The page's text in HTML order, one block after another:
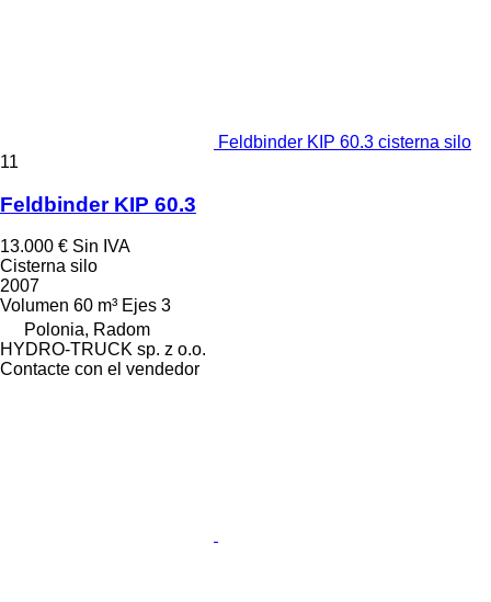
Feldbinder KIP 60.3 cisterna silo
11
Feldbinder KIP 60.3
13.000 € Sin IVA
Cisterna silo
2007
Volumen 60 m³ Ejes 3
Polonia, Radom
HYDRO-TRUCK sp. z o.o.
Contacte con el vendedor